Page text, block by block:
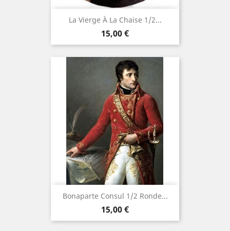
La Vierge À La Chaise 1/2...
Precio
15,00 €
Bonaparte Consul 1/2 Ronde...
Precio
15,00 €